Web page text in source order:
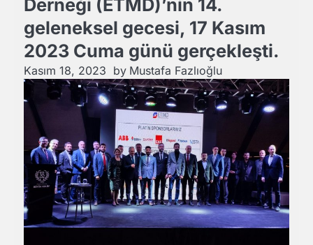
Derneği (ETMD)’nin 14.
geleneksel gecesi, 17 Kasım
2023 Cuma günü gerçekleşti.
Kasım 18, 2023 by Mustafa Fazlıoğlu